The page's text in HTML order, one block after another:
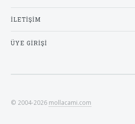
İLETIŞIM
ÜYE GIRIŞI
© 2004-2026 mollacami.com